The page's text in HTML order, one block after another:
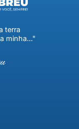
terra
minha..."